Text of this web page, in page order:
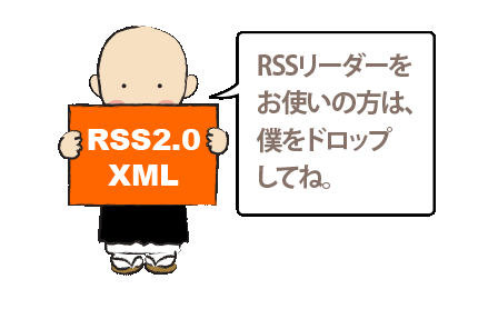
2011年6月(13)
2011年5月
2011年4月
(17)
2011年3月(15)
2011年2月(22)
2011年1月(22)
2010年12月(21)
2010年11月
(14)
2010年9月(16)
(13)
新聞屋の道具箱
新聞社で使われる用語の解説など
makotoさんの御符内巡礼記
東京の巡礼記です
POLYHEDON
いろいろなことが書いてあるよ
bunchan
あちこち行って！
目白鍼灸院
日本人の繊細な体質にあわせた、やさしく気持ちよい鍼灸治療で